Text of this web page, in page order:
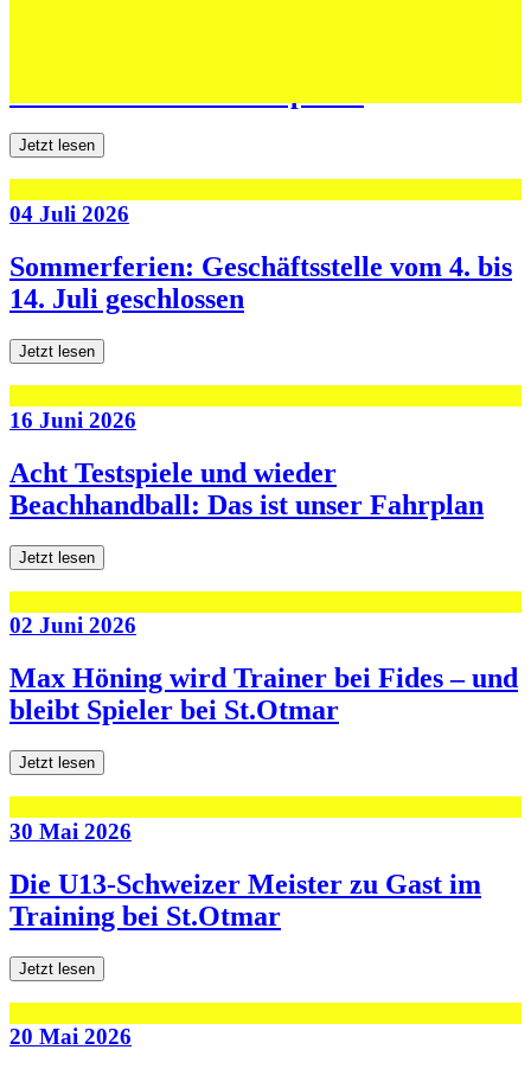
Jetzt lesen
04 Juli 2026
Sommerferien: Geschäftsstelle vom 4. bis
14. Juli geschlossen
Jetzt lesen
16 Juni 2026
Acht Testspiele und wieder
Beachhandball: Das ist unser Fahrplan
Jetzt lesen
02 Juni 2026
Max Höning wird Trainer bei Fides – und
bleibt Spieler bei St.Otmar
Jetzt lesen
30 Mai 2026
Die U13-Schweizer Meister zu Gast im
Training bei St.Otmar
Jetzt lesen
20 Mai 2026